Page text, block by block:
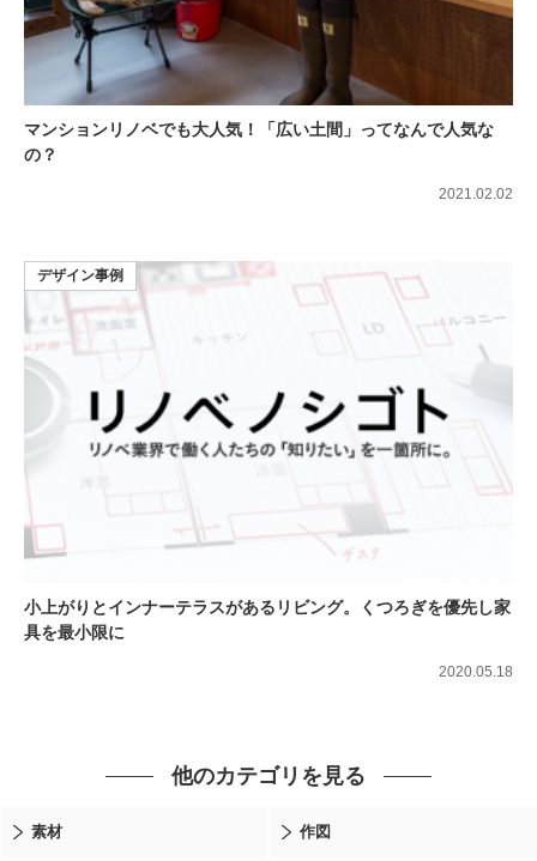
マンションリノベでも大人気！「広い土間」ってなんで人気な
の？
2021.02.02
小上がりとインナーテラスがあるリビング。くつろぎを優先し家
具を最小限に
デザイン事例
2020.05.18
他のカテゴリを見る
素材 作図